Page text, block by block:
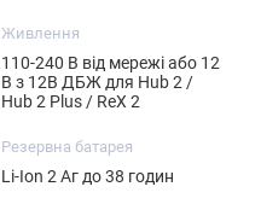
Живлення
110-240 В від мережі або 12
В з 12В ДБЖ для Hub 2 /
Hub 2 Plus / ReX 2
Резервна батарея
Li-Ion 2 Аг до 38 годин